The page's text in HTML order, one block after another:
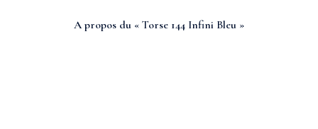
A propos du « Torse 144 Infini Bleu »